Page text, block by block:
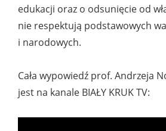
edukacji oraz o odsunięcie od
nie respektują podstawowych
i narodowych.
Cała wypowiedź prof. Andrzeja
jest na kanale BIAŁY KRUK TV: